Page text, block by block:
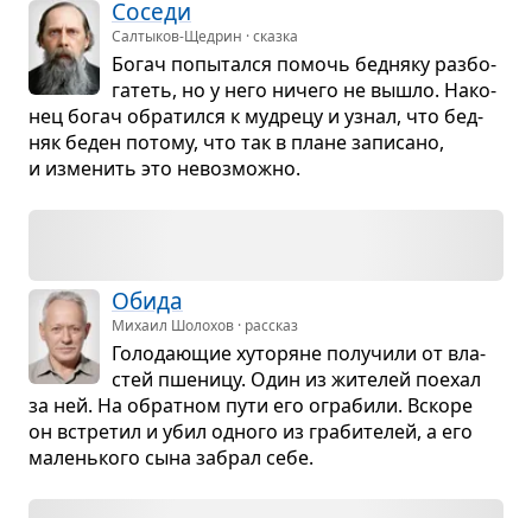
Соседи
Салтыков-Щедрин · сказка
Богач попы­тался помочь бед­няку раз­бо­
га­теть, но у него ничего не вышло. Нако­
нец богач обра­тился к муд­рецу и узнал, что бед­
няк беден потому, что так в плане запи­сано,
и изме­нить это невоз­можно.
Обида
Михаил Шолохов · рассказ
Голо­да­ю­щие хуто­ряне полу­чили от вла­
стей пше­ницу. Один из жите­лей поехал
за ней. На обрат­ном пути его огра­били. Вскоре
он встре­тил и убил одного из гра­би­те­лей, а его
малень­кого сына забрал себе.